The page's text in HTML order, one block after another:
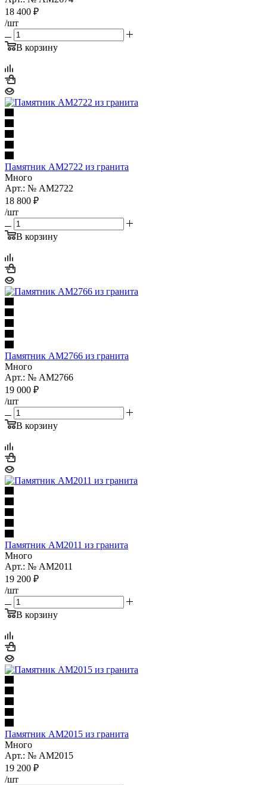
18 400 ₽
/шт
В корзину
Памятник AM2722 из гранита
Много
Арт.: № AM2722
18 800 ₽
/шт
В корзину
Памятник AM2766 из гранита
Много
Арт.: № AM2766
19 000 ₽
/шт
В корзину
Памятник AM2011 из гранита
Много
Арт.: № AM2011
19 200 ₽
/шт
В корзину
Памятник AM2015 из гранита
Много
Арт.: № AM2015
19 200 ₽
/шт